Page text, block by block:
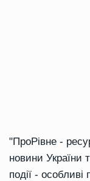
"ПроРівне -
новини України
події -